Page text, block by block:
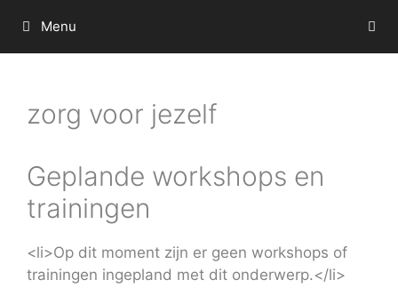
naar
de
Menu
zorg voor jezelf
Geplande workshops en
trainingen
<li>Op dit moment zijn er geen workshops of
trainingen ingepland met dit onderwerp.</li>